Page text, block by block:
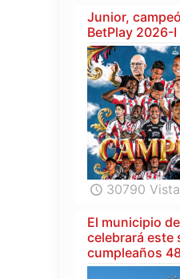
Junior,
BetPlay 2026-I
30790
El municipio
celebrará este
cumpleaños